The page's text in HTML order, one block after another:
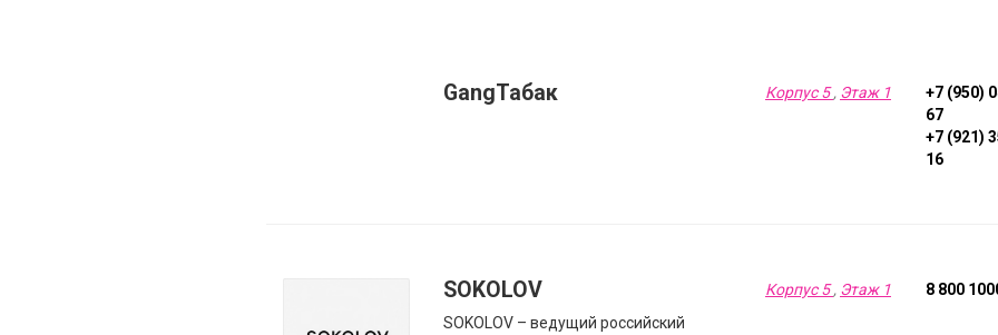
GangТабак Корпус 5, Этаж 1
+7 (950)
67
+7 (921)
16
SOKOLOV
SOKOLOV – ведущий российский
Корпус 5, Этаж 1 8 800